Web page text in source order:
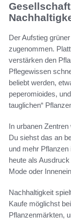
Der Aufstieg
zugenommen.
verstärken den
Pflegewissen
beliebt werden,
peperomioides,
tauglichen“
In urbanen
Du siehst das an
und mehr
heute als
Mode oder
Nachhaltigkeit
Kaufe möglichst
Pflanzenmärkten,